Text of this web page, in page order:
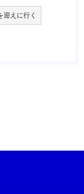
迎えに行く